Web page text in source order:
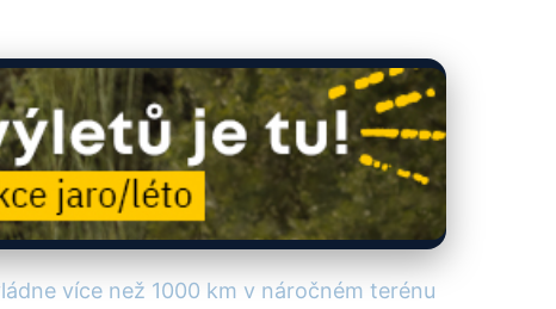
více než 1000 km v náročném terénu